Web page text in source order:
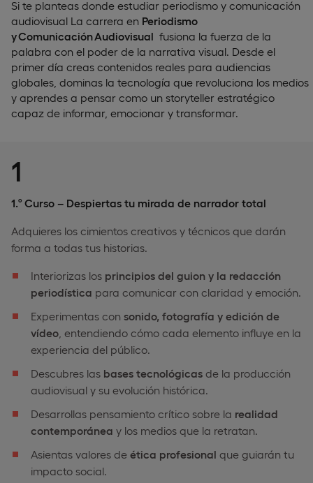
Si te planteas donde estudiar periodismo y comunicación
audiovisual La carrera en Periodismo
y Comunicación Audiovisual fusiona la fuerza de la
palabra con el poder de la narrativa visual. Desde el
primer día creas contenidos reales para audiencias
globales, dominas la tecnología que revoluciona los medios
y aprendes a pensar como un storyteller estratégico
capaz de informar, emocionar y transformar.
1
1.º Curso – Despiertas tu mirada de narrador total
Adquieres los cimientos creativos y técnicos que darán
forma a todas tus historias.
Interiorizas los principios del guion y la redacción
periodística para comunicar con claridad y emoción.
Experimentas con sonido, fotografía y edición de
vídeo , entendiendo cómo cada elemento influye en la
experiencia del público.
Descubres las bases tecnológicas de la producción
audiovisual y su evolución histórica.
Desarrollas pensamiento crítico sobre la realidad
contemporánea y los medios que la retratan.
Asientas valores de ética profesional que guiarán tu
impacto social.